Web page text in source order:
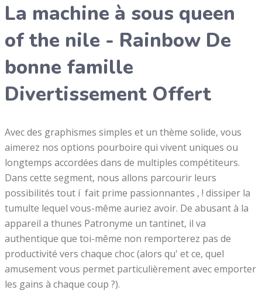
La machine à sous queen
of the nile - Rainbow De
bonne famille
Divertissement Offert
Avec des graphismes simples et un thème solide, vous
aimerez nos options pourboire qui vivent uniques ou
longtemps accordées dans de multiples compétiteurs.
Dans cette segment, nous allons parcourir leurs
possibilités tout í fait prime passionnantes , ! dissiper la
tumulte lequel vous-même auriez avoir. De abusant à la
appareil a thunes Patronyme un tantinet, il va
authentique que toi-même non remporterez pas de
productivité vers chaque choc (alors qu' et ce, quel
amusement vous permet particulièrement avec emporter
les gains à chaque coup ?).